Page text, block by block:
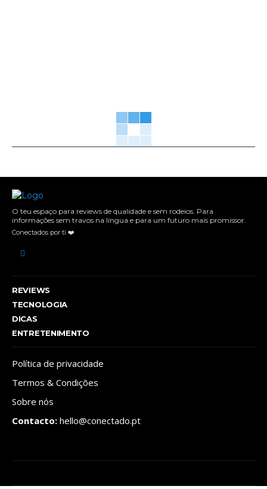
O teu espaço para reviews de qualidade e sem rodeios. Para
informações sem travos na língua e para um futuro mais promissor.
Conectados por ti ❤️
REVIEWS
TECNOLOGIA
DICAS
ENTRETENIMENTO
Política de privacidade
Termos & Condições
Sobre nós
Contacto: hello@conectado.pt